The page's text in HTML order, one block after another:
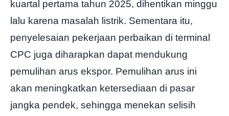
kuartal pertama tahun 2025, dihentikan minggu
lalu karena masalah listrik. Sementara itu,
penyelesaian pekerjaan perbaikan di terminal
CPC juga diharapkan dapat mendukung
pemulihan arus ekspor. Pemulihan arus ini
akan meningkatkan ketersediaan di pasar
jangka pendek, sehingga menekan selisih